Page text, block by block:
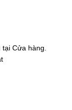
Cửa hàng.